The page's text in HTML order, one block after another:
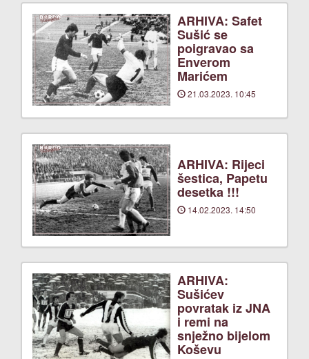
ARHIVA: Safet
Sušić se
poigravao sa
Enverom
Marićem
21.03.2023. 10:45
ARHIVA: Rijeci
šestica, Papetu
desetka !!!
14.02.2023. 14:50
ARHIVA:
Sušićev
povratak iz JNA
i remi na
snježno bijelom
Koševu